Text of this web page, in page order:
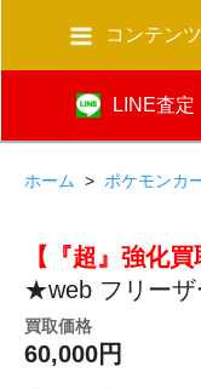
コンテンツ
LINE査定
ホーム > ポケモンカ
【『超』強化買
★web フリーザ
買取価格
60,000円